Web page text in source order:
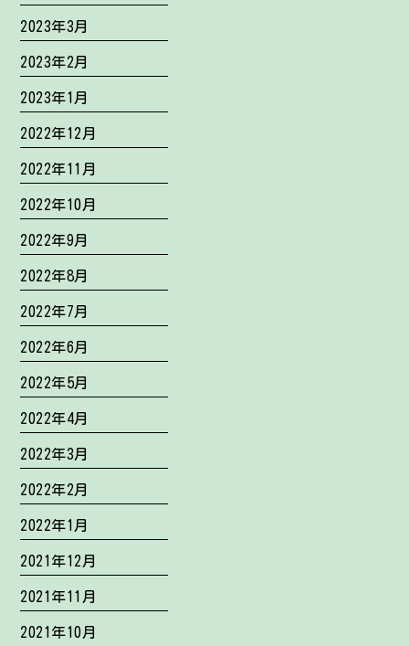
2023年3月
2023年2月
2023年1月
2022年12月
2022年11月
2022年10月
2022年9月
2022年8月
2022年7月
2022年6月
2022年5月
2022年4月
2022年3月
2022年2月
2022年1月
2021年12月
2021年11月
2021年10月